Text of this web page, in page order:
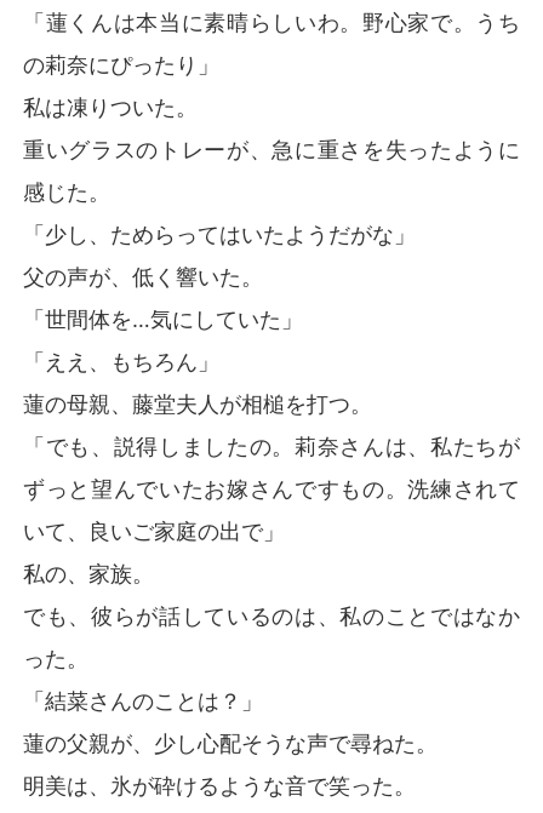
「蓮くんは本当に素晴らしいわ。野心家で。うち
の莉奈にぴったり」
私は凍りついた。
重いグラスのトレーが、急に重さを失ったように
感じた。
「少し、ためらってはいたようだがな」
父の声が、低く響いた。
「世間体を…気にしていた」
「ええ、もちろん」
蓮の母親、藤堂夫人が相槌を打つ。
「でも、説得しましたの。莉奈さんは、私たちが
ずっと望んでいたお嫁さんですもの。洗練されて
いて、良いご家庭の出で」
私の、家族。
でも、彼らが話しているのは、私のことではなか
った。
「結菜さんのことは？」
蓮の父親が、少し心配そうな声で尋ねた。
明美は、氷が砕けるような音で笑った。